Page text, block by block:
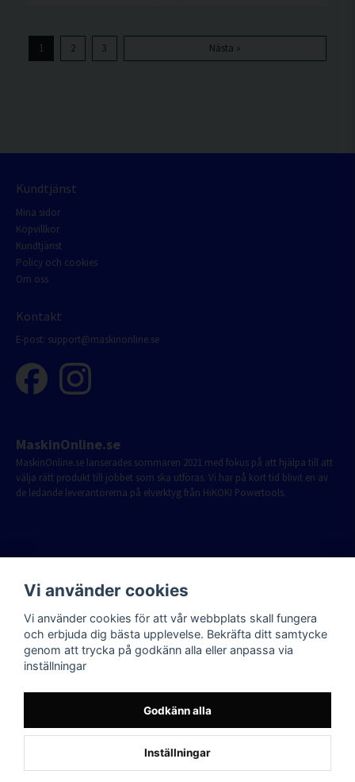
1 2 3 Nästa »
Kundtjänst
Mina sidor
Köpvillkor
Kundtjänst
Policy och cookies
Om oss
Kontakt
E-post: support@maskinonline.se
MaskinOnline.se
MaskinOnline.se lanserades sommaren 2021 med fokus på att hjälpa till att
välja rätt produkt till jobbet som ska utföras. Vi har på kort tid blivit en av
de ledande leverantörerna på elverktyg från HiKOKI Powertools.
Powered by Nyehandel AB
Vi använder cookies
Vi använder cookies för att vår webbplats skall fungera
och erbjuda dig bästa upplevelse. Bekräfta ditt samtycke
genom att trycka på godkänn alla eller anpassa via
inställningar
Godkänn alla
Inställningar